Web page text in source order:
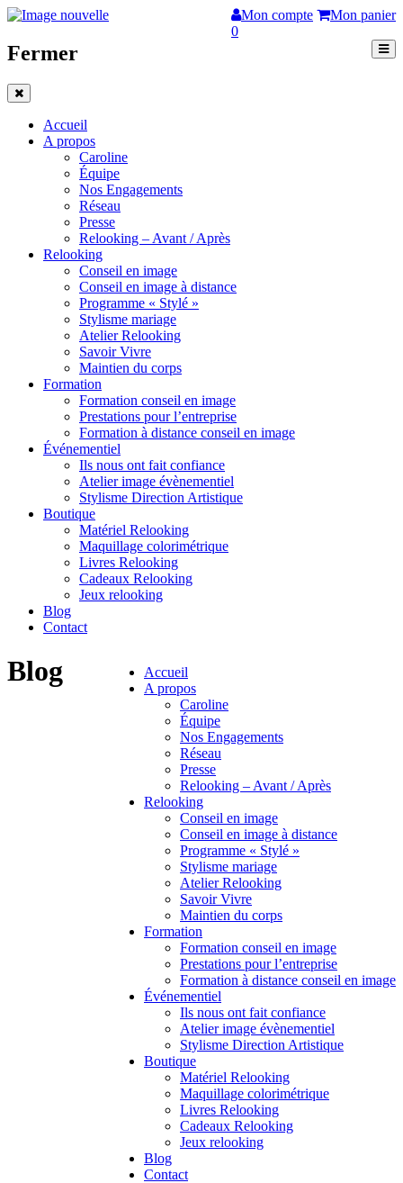
Mon compte
Mon panier
0
Fermer
Accueil
A propos
Caroline
Équipe
Nos Engagements
Réseau
Presse
Relooking – Avant / Après
Relooking
Conseil en image
Conseil en image à distance
Programme « Stylé »
Stylisme mariage
Atelier Relooking
Savoir Vivre
Maintien du corps
Formation
Formation conseil en image
Prestations pour l’entreprise
Formation à distance conseil en image
Événementiel
Ils nous ont fait confiance
Atelier image évènementiel
Stylisme Direction Artistique
Boutique
Matériel Relooking
Maquillage colorimétrique
Livres Relooking
Cadeaux Relooking
Jeux relooking
Blog
Contact
Accueil
A propos
Caroline
Équipe
Nos Engagements
Réseau
Presse
Relooking – Avant / Après
Relooking
Conseil en image
Conseil en image à distance
Programme « Stylé »
Stylisme mariage
Atelier Relooking
Savoir Vivre
Maintien du corps
Formation
Formation conseil en image
Prestations pour l’entreprise
Formation à distance conseil en image
Événementiel
Ils nous ont fait confiance
Atelier image évènementiel
Stylisme Direction Artistique
Boutique
Matériel Relooking
Maquillage colorimétrique
Livres Relooking
Cadeaux Relooking
Jeux relooking
Blog
Contact
Blog